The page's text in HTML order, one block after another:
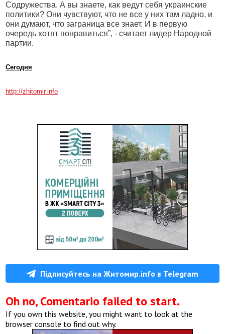
Содружества. А вы знаете, как ведут себя украинские
политики? Они чувствуют, что не все у них там ладно, и
они думают, что заграница все знает. И в первую
очередь хотят понравиться”, - считает лидер Народной
партии.
Сегодня
http://zhitomir.info
Підписуйтесь на Житомир.info в Telegram
Oh no, Comentario failed to start.
If you own this website, you might want to look at the
browser console to find out why.